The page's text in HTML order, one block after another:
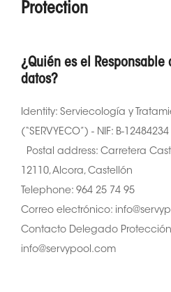
Protection
¿Quién es el
datos?
Identity: Serviecología y
(“SERVYECO”) - NIF: B-12484234
Postal address: Carretera
12110, Alcora, Castellón
Telephone: 964 25 74 95
Correo electrónico:
Contacto Delegado
info@servypool.com